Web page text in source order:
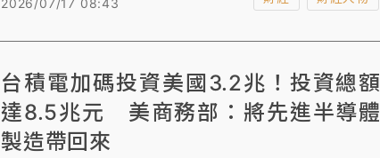
場發展，收購標的將納入光聚晶電旗下，同時看好熊本未
2026/07/17 08:43
台積電加碼投資美國3.2兆！投資總額
達8.5兆元 美商務部：將先進半導體
製造帶回來